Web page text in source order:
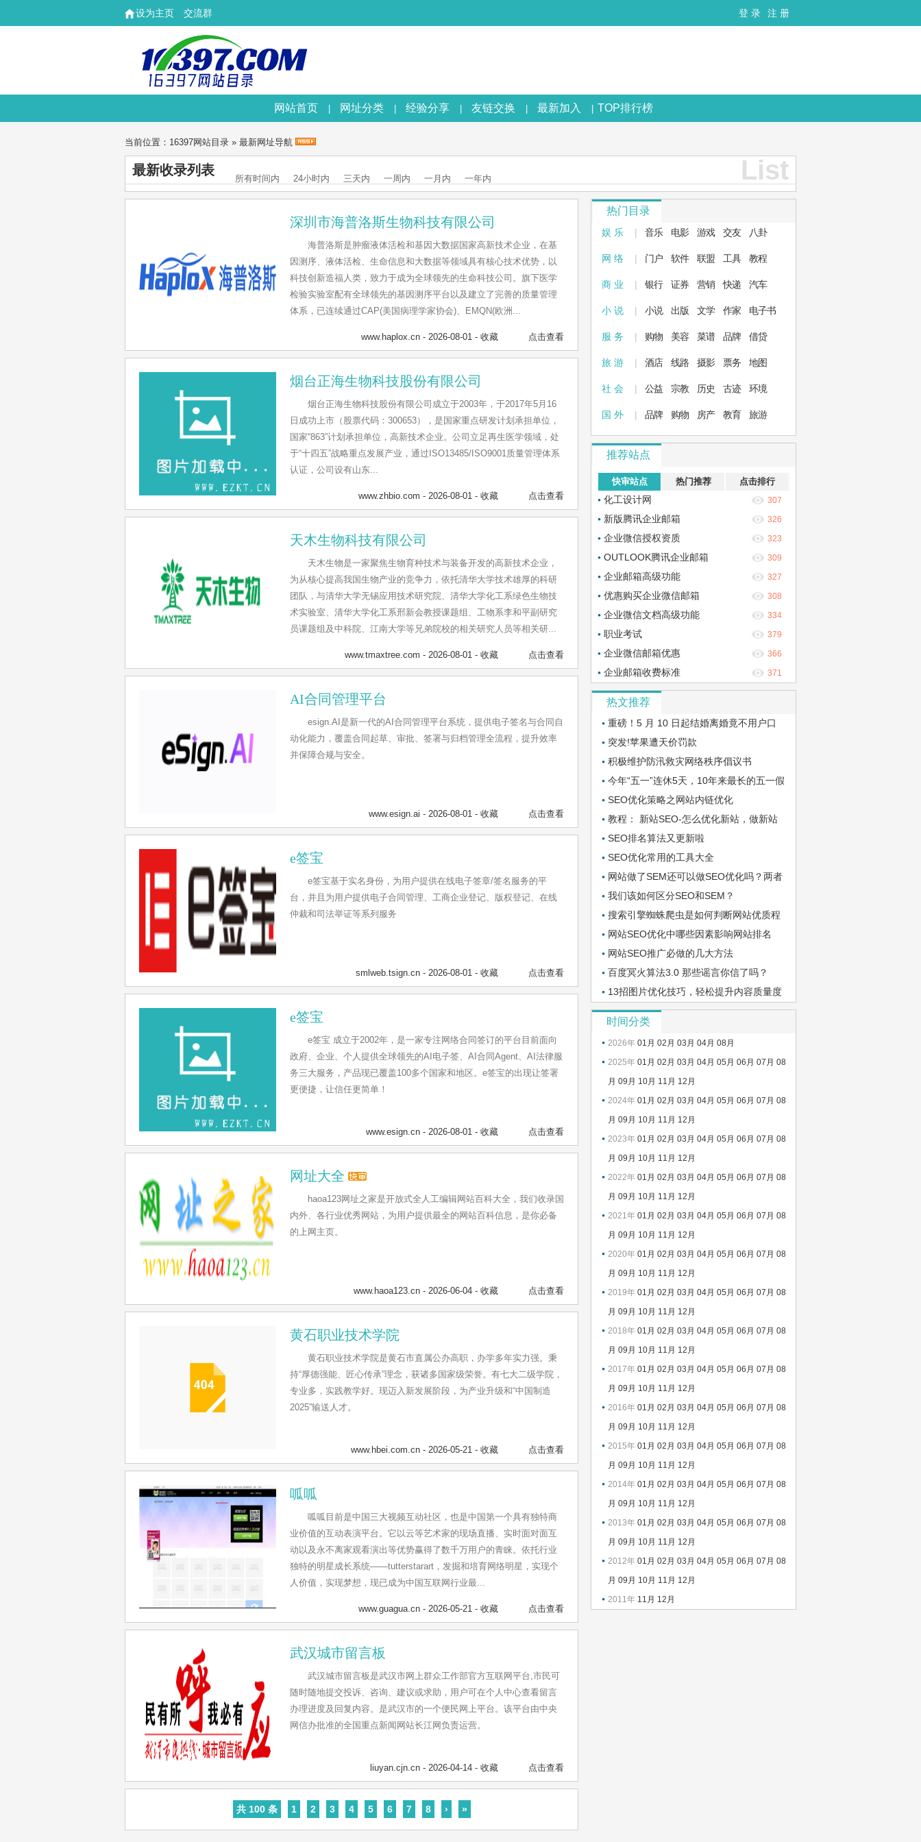
设为主页 交流群 登 录 注 册
网站首页 | 网址分类 | 经验分享 | 友链交换 | 最新加入 | TOP排行榜
当前位置： 16397网站目录 » 最新网址导航
List
最新收录列表
所有时间内 24小时内 三天内 一周内 一月内 一年内
深圳市海普洛斯生物科技有限公司
海普洛斯是肿瘤液体活检和基因大数据国家高新技术企业，在基
因测序、液体活检、生命信息和大数据等领域具有核心技术优势，以
科技创新造福人类，致力于成为全球领先的生命科技公司。旗下医学
检验实验室配有全球领先的基因测序平台以及建立了完善的质量管理
体系，已连续通过CAP(美国病理学家协会)、EMQN(欧洲...
www.haplox.cn - 2026-08-01 - 收藏 点击查看
烟台正海生物科技股份有限公司
烟台正海生物科技股份有限公司成立于2003年，于2017年5月16
日成功上市（股票代码：300653），是国家重点研发计划承担单位，
国家“863”计划承担单位，高新技术企业。公司立足再生医学领域，处
于“十四五”战略重点发展产业，通过ISO13485/ISO9001质量管理体系
认证，公司设有山东...
www.zhbio.com - 2026-08-01 - 收藏 点击查看
天木生物科技有限公司
天木生物是一家聚焦生物育种技术与装备开发的高新技术企业，
为从核心提高我国生物产业的竞争力，依托清华大学技术雄厚的科研
团队，与清华大学无锡应用技术研究院、清华大学化工系绿色生物技
术实验室、清华大学化工系邢新会教授课题组、工物系李和平副研究
员课题组及中科院、江南大学等兄弟院校的相关研究人员等相关研...
www.tmaxtree.com - 2026-08-01 - 收藏 点击查看
AI合同管理平台
esign.AI是新一代的AI合同管理平台系统，提供电子签名与合同自
动化能力，覆盖合同起草、审批、签署与归档管理全流程，提升效率
并保障合规与安全。
www.esign.ai - 2026-08-01 - 收藏 点击查看
e签宝
e签宝基于实名身份，为用户提供在线电子签章/签名服务的平
台，并且为用户提供电子合同管理、工商企业登记、版权登记、在线
仲裁和司法举证等系列服务
smlweb.tsign.cn - 2026-08-01 - 收藏 点击查看
e签宝
e签宝 成立于2002年，是一家专注网络合同签订的平台目前面向
政府、企业、个人提供全球领先的AI电子签、AI合同Agent、AI法律服
务三大服务，产品现已覆盖100多个国家和地区。e签宝的出现让签署
更便捷，让信任更简单！
www.esign.cn - 2026-08-01 - 收藏 点击查看
网址大全
haoa123网址之家是开放式全人工编辑网站百科大全，我们收录国
内外、各行业优秀网站，为用户提供最全的网站百科信息，是你必备
的上网主页。
www.haoa123.cn - 2026-06-04 - 收藏 点击查看
黄石职业技术学院
黄石职业技术学院是黄石市直属公办高职，办学多年实力强。秉
持“厚德强能、匠心传承”理念，获诸多国家级荣誉。有七大二级学院，
专业多，实践教学好。现迈入新发展阶段，为产业升级和“中国制造
2025”输送人才。
www.hbei.com.cn - 2026-05-21 - 收藏 点击查看
呱呱
呱呱目前是中国三大视频互动社区，也是中国第一个具有独特商
业价值的互动表演平台。它以云等艺术家的现场直播、实时面对面互
动以及永不离家观看演出等优势赢得了数千万用户的青睐。依托行业
独特的明星成长系统——tutterstarart，发掘和培育网络明星，实现个
人价值，实现梦想，现已成为中国互联网行业最...
www.guagua.cn - 2026-05-21 - 收藏 点击查看
武汉城市留言板
武汉城市留言板是武汉市网上群众工作部官方互联网平台,市民可
随时随地提交投诉、咨询、建议或求助，用户可在个人中心查看留言
办理进度及回复内容。是武汉市的一个便民网上平台。该平台由中央
网信办批准的全国重点新闻网站长江网负责运营。
liuyan.cjn.cn - 2026-04-14 - 收藏 点击查看
共 100 条 1 2 3 4 5 6 7 8 › »
热门目录
娱 乐 音乐 电影 游戏 交友 八卦
网 络 门户 软件 联盟 工具 教程
商 业 银行 证券 营销 快递 汽车
小 说 小说 出版 文学 作家 电子书
服 务 购物 美容 菜谱 品牌 借贷
旅 游 酒店 线路 摄影 票务 地图
社 会 公益 宗教 历史 古迹 环境
国 外 品牌 购物 房产 教育 旅游
推荐站点
快审站点 热门推荐 点击排行
化工设计网 307
新版腾讯企业邮箱 326
企业微信授权资质 323
OUTLOOK腾讯企业邮箱 309
企业邮箱高级功能 327
优惠购买企业微信邮箱 308
企业微信文档高级功能 334
职业考试 379
企业微信邮箱优惠 366
企业邮箱收费标准 371
热文推荐
重磅！5 月 10 日起结婚离婚竟不用户口
本？真相是……
突发!苹果遭天价罚款
积极维护防汛救灾网络秩序倡议书
今年“五一”连休5天，10年来最长的五一假
期
SEO优化策略之网站内链优化
教程： 新站SEO-怎么优化新站，做新站
的SEO优化步骤
SEO排名算法又更新啦
SEO优化常用的工具大全
网站做了SEM还可以做SEO优化吗？两者
冲突吗？
我们该如何区分SEO和SEM？
搜索引擎蜘蛛爬虫是如何判断网站优质程
度？
网站SEO优化中哪些因素影响网站排名
网站SEO推广必做的几大方法
百度冥火算法3.0 那些谣言你信了吗？
13招图片优化技巧，轻松提升内容质量度
时间分类
2026年 01月 02月 03月 04月 08月
2025年 01月 02月 03月 04月 05月 06月 07月 08
月 09月 10月 11月 12月
2024年 01月 02月 03月 04月 05月 06月 07月 08
月 09月 10月 11月 12月
2023年 01月 02月 03月 04月 05月 06月 07月 08
月 09月 10月 11月 12月
2022年 01月 02月 03月 04月 05月 06月 07月 08
月 09月 10月 11月 12月
2021年 01月 02月 03月 04月 05月 06月 07月 08
月 09月 10月 11月 12月
2020年 01月 02月 03月 04月 05月 06月 07月 08
月 09月 10月 11月 12月
2019年 01月 02月 03月 04月 05月 06月 07月 08
月 09月 10月 11月 12月
2018年 01月 02月 03月 04月 05月 06月 07月 08
月 09月 10月 11月 12月
2017年 01月 02月 03月 04月 05月 06月 07月 08
月 09月 10月 11月 12月
2016年 01月 02月 03月 04月 05月 06月 07月 08
月 09月 10月 11月 12月
2015年 01月 02月 03月 04月 05月 06月 07月 08
月 09月 10月 11月 12月
2014年 01月 02月 03月 04月 05月 06月 07月 08
月 09月 10月 11月 12月
2013年 01月 02月 03月 04月 05月 06月 07月 08
月 09月 10月 11月 12月
2012年 01月 02月 03月 04月 05月 06月 07月 08
月 09月 10月 11月 12月
2011年 11月 12月